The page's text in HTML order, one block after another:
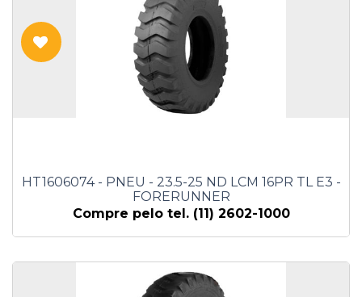
HT1606074 - PNEU - 23.5-25 ND LCM 16PR TL E3 -
FORERUNNER
Compre pelo tel. (11) 2602-1000